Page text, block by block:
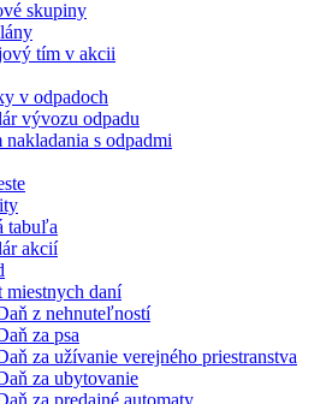
skupiny
tím v akcii
v odpadoch
vývozu odpadu
nakladania s odpadmi
tabuľa
akcií
miestnych daní
z nehnuteľností
za psa
za užívanie verejného priestranstva
za ubytovanie
za predajné automaty